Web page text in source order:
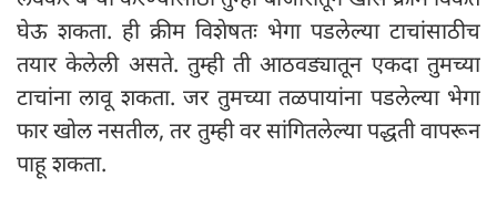
घेऊ शकता. ही क्रीम विशेषतः भेगा पडलेल्या टाचांसाठीच
तयार केलेली असते. तुम्ही ती आठवड्यातून एकदा तुमच्या
टाचांना लावू शकता. जर तुमच्या तळपायांना पडलेल्या भेगा
फार खोल नसतील, तर तुम्ही वर सांगितलेल्या पद्धती वापरून
पाहू शकता.